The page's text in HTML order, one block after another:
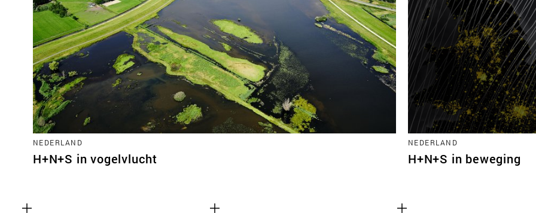
TEAM
NEDERLAND
H+N+S in vogelvlucht
NEDERLAND
H+N+S in beweging